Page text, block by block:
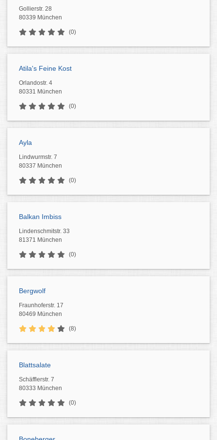
Gollierstr. 28
80339 München
(0)
Atila's Feine Kost
Orlandostr. 4
80331 München
(0)
Ayla
Lindwurmstr. 7
80337 München
(0)
Balkan Imbiss
Lindenschmitstr. 33
81371 München
(0)
Bergwolf
Fraunhoferstr. 17
80469 München
(8)
Blattsalate
Schäfflerstr. 7
80333 München
(0)